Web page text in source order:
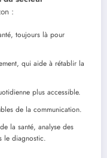
:
toujours là pour
qui aide à rétablir la
plus accessible.
de la communication.
la santé, analyse des
le diagnostic.